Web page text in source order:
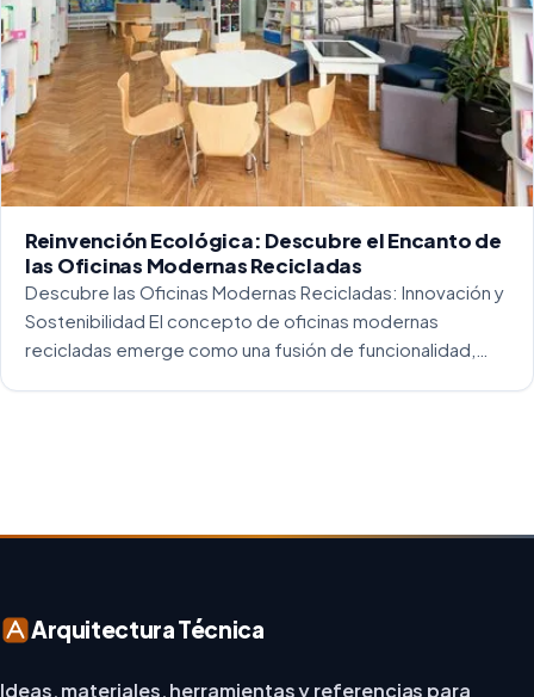
Reinvención Ecológica: Descubre el Encanto de
las Oficinas Modernas Recicladas
Descubre las Oficinas Modernas Recicladas: Innovación y
Sostenibilidad El concepto de oficinas modernas
recicladas emerge como una fusión de funcionalidad,
Arquitectura Técnica
Ideas, materiales, herramientas y referencias para